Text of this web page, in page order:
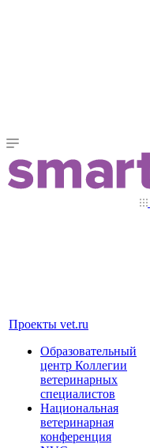
Проекты vet.ru
Образовательный
центр Коллегии
ветеринарных
специалистов
Национальная
ветеринарная
конференция